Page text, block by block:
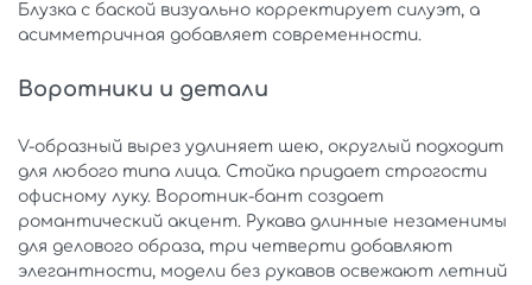
Блузка с баской визуально корректирует силуэт, а
асимметричная добавляет современности.
Воротники и детали
V-образный вырез удлиняет шею, округлый подходит
для любого типа лица. Стойка придает строгости
офисному луку. Воротник-бант создает
романтический акцент. Рукава длинные незаменимы
для делового образа, три четверти добавляют
элегантности, модели без рукавов освежают летний